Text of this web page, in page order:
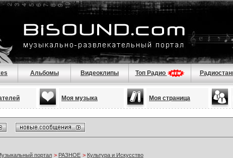
Альбомы Видеоклипы Топ Радио
Моя музыка Моя страница
портал > РАЗНОЕ > Культура и Искусство